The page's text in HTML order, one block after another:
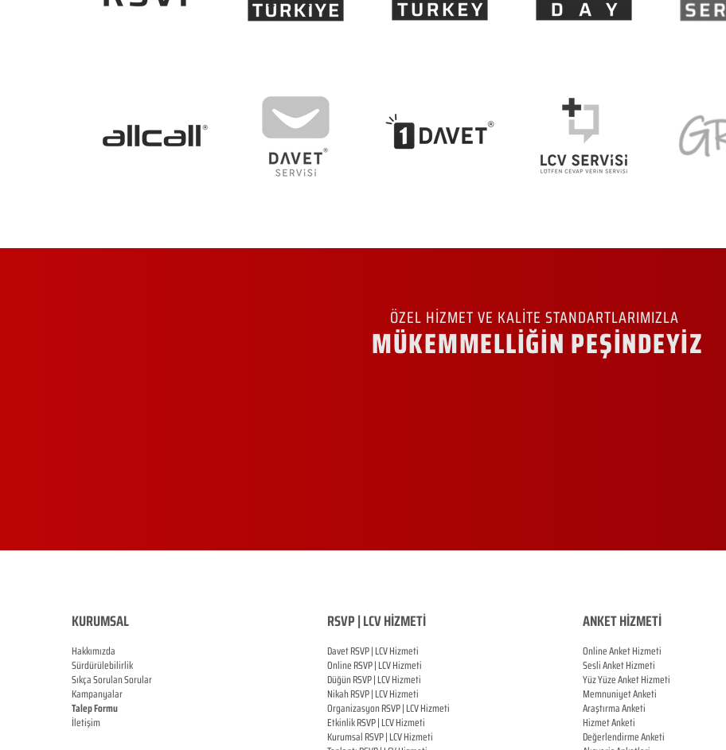
ÖZEL HİZMET VE KALİTE STANDARTLARIMIZLA
MÜKEMMELLİĞİN PEŞİNDEYİZ
KURUMSAL
Hakkımızda
Sürdürülebilirlik
Sıkça Sorulan Sorular
Kampanyalar
Talep Formu
İletişim
RSVP | LCV HİZMETİ
Davet RSVP | LCV Hizmeti
OnlineRSVP |LCV Hizmeti
DüğünRSVP |LCV Hizmeti
NikahRSVP |LCV Hizmeti
OrganizasyonRSVP |LCV Hizmeti
EtkinlikRSVP |LCV Hizmeti
KurumsalRSVP |LCV Hizmeti
ANKET HİZMETİ
Online Anket Hizmeti
Sesli Anket Hizmeti
Yüz Yüze Anket Hizmeti
Memnuniyet Anketi
Araştırma Anketi
Hizmet Anketi
Değerlendirme Anketi